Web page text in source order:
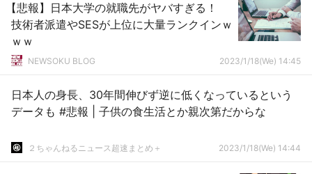
【悲報】日本大学の就職先がヤバすぎる！
技術者派遣やSESが上位に大量ランクインｗ
ｗｗ
NEWSOKU BLOG 2023/1/18(We) 14:45
日本人の身長、30年間伸びず逆に低くなっているという
データも #悲報 | 子供の食生活とか親次第だからな
２ちゃんねるニュース超速まとめ＋ 2023/1/18(We) 14:44